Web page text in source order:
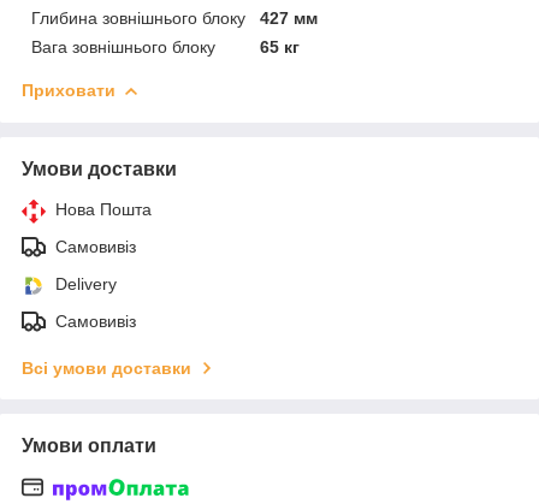
Глибина зовнішнього блоку
427 мм
Вага зовнішнього блоку
65 кг
Приховати
Умови доставки
Нова Пошта
Самовивіз
Delivery
Самовивіз
Всі умови доставки
Умови оплати